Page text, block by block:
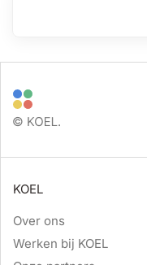
KOEL
Over ons
Werken bij KOEL